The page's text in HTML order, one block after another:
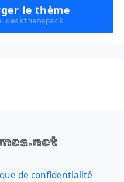
le thème
de confidentialité